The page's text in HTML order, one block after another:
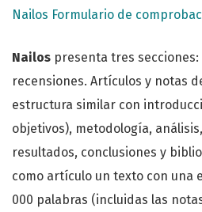
Nailos Formulario de
Nailos presenta tres
recensiones. Artículos y notas
estructura similar con
objetivos), metodología,
resultados, conclusiones y
como artículo un texto con una
000 palabras (incluidas las